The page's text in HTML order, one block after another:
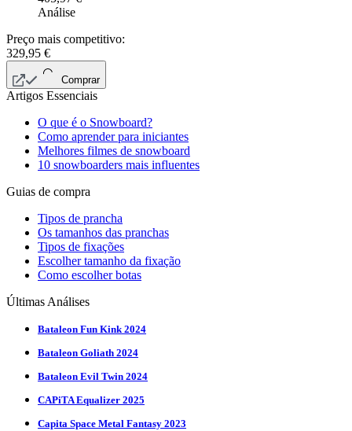
Análise
Preço mais competitivo:
329,95 €
Comprar
Artigos Essenciais
O que é o Snowboard?
Como aprender para iniciantes
Melhores filmes de snowboard
10 snowboarders mais influentes
Guias de compra
Tipos de prancha
Os tamanhos das pranchas
Tipos de fixações
Escolher tamanho da fixação
Como escolher botas
Últimas Análises
Bataleon Fun Kink 2024
Bataleon Goliath 2024
Bataleon Evil Twin 2024
CAPiTA Equalizer 2025
Capita Space Metal Fantasy 2023